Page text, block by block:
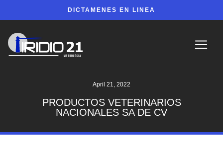
DICTAMENES EN LINEA
April 21, 2022
PRODUCTOS VETERINARIOS
NACIONALES SA DE CV